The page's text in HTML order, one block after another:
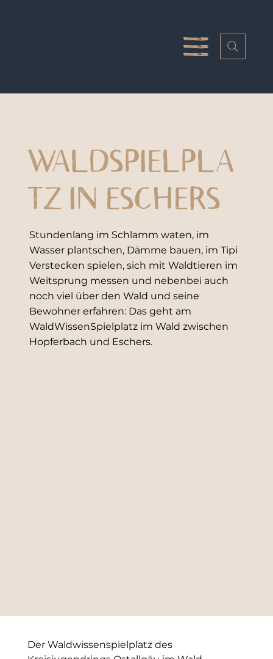
WALDSPIELPLA
TZ IN ESCHERS
Stundenlang im Schlamm waten, im
Wasser plantschen, Dämme bauen, im Tipi
Verstecken spielen, sich mit Waldtieren im
Weitsprung messen und nebenbei auch
noch viel über den Wald und seine
Bewohner erfahren: Das geht am
WaldWissenSpielplatz im Wald zwischen
Hopferbach und Eschers.
Der Waldwissenspielplatz des